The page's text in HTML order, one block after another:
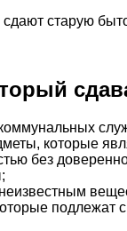
старую
которые
без
подлежат